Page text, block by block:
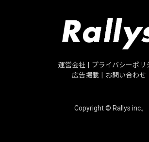
運営会社
プライバシーポリ
広告掲載
お問い合わせ
Copyright © Rallys inc.,